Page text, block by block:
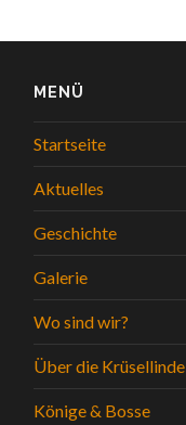
MENÜ
Startseite
Aktuelles
Geschichte
Galerie
Wo sind wir?
Über die Krüsellinde
Könige & Bosse